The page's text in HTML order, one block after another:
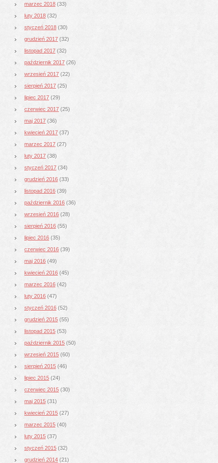
marzec 2018 (33)
luty 2018 (32)
styczeń 2018 (30)
grudzień 2017 (32)
listopad 2017 (32)
październik 2017 (26)
wrzesień 2017 (22)
sierpień 2017 (25)
lipiec 2017 (29)
czerwiec 2017 (25)
maj 2017 (36)
kwiecień 2017 (37)
marzec 2017 (27)
luty 2017 (38)
styczeń 2017 (34)
grudzień 2016 (33)
listopad 2016 (39)
październik 2016 (36)
wrzesień 2016 (28)
sierpień 2016 (55)
lipiec 2016 (35)
czerwiec 2016 (39)
maj 2016 (49)
kwiecień 2016 (45)
marzec 2016 (42)
luty 2016 (47)
styczeń 2016 (52)
grudzień 2015 (55)
listopad 2015 (53)
październik 2015 (50)
wrzesień 2015 (60)
sierpień 2015 (46)
lipiec 2015 (24)
czerwiec 2015 (30)
maj 2015 (31)
kwiecień 2015 (27)
marzec 2015 (40)
luty 2015 (37)
styczeń 2015 (32)
grudzień 2014 (21)